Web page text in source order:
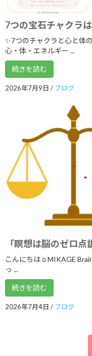
2020年3月
2020年2月
2020年1月
2019年12月
2019年11月
2019年7月
2019年2月
2019年1月
2018年12月
2018年6月
2018年4月
2018年3月
7つの宝石チャクラ
✨7つのチャクラと心と体
心・体・エネルギー ...
続きを読む
2026年7月9日 / ブログ
「瞑想は脳のゼロ点
こんにちは☺MIKAGE
っ ...
続きを読む
2026年7月4日 / ブログ